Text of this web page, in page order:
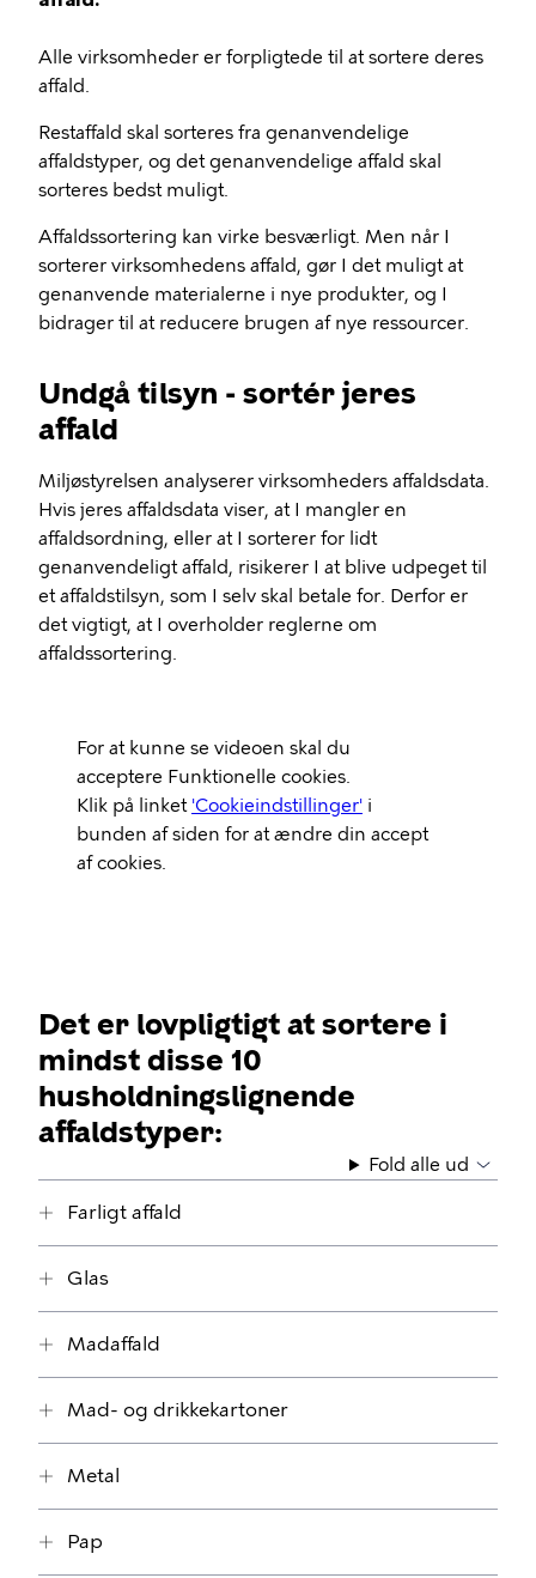
Alle virksomheder er forpligtede til at sortere deres
affald.
Restaffald skal sorteres fra genanvendelige
affaldstyper, og det genanvendelige affald skal
sorteres bedst muligt.
Affaldssortering kan virke besværligt. Men når I
sorterer virksomhedens affald, gør I det muligt at
genanvende materialerne i nye produkter, og I
bidrager til at reducere brugen af nye ressourcer.
Undgå tilsyn - sortér jeres
affald
Miljøstyrelsen analyserer virksomheders affaldsdata.
Hvis jeres affaldsdata viser, at I mangler en
affaldsordning, eller at I sorterer for lidt
genanvendeligt affald, risikerer I at blive udpeget til
et affaldstilsyn, som I selv skal betale for. Derfor er
det vigtigt, at I overholder reglerne om
affaldssortering.
Video
Url
For at kunne se videoen skal du
acceptere Funktionelle cookies.
Klik på linket 'Cookieindstillinger' i
bunden af siden for at ændre din accept
af cookies.
Det er lovpligtigt at sortere i
mindst disse 10
husholdningslignende
affaldstyper:
Fold alle ud
Farligt affald
Glas
Madaffald
Mad- og drikkekartoner
Metal
Pap